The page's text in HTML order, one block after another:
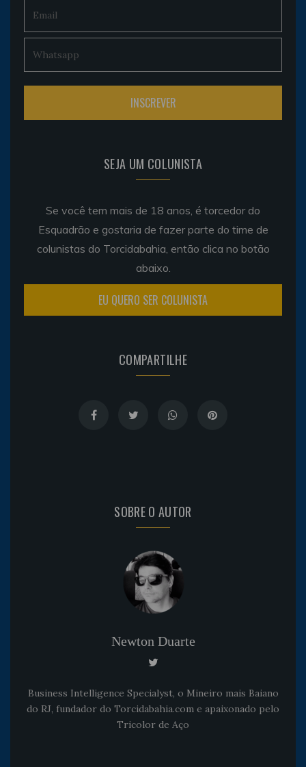
SEJA UM COLUNISTA
Se você tem mais de 18 anos, é torcedor do
Esquadrão e gostaria de fazer parte do time de
colunistas do Torcidabahia, então clica no botão
abaixo.
EU QUERO SER COLUNISTA
COMPARTILHE
SOBRE O AUTOR
Newton Duarte
Business Intelligence Specialyst, o Mineiro mais Baiano
do RJ, fundador do Torcidabahia.com e apaixonado pelo
Tricolor de Aço